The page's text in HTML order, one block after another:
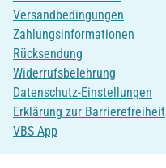
Versandbedingungen
Zahlungsinformationen
Rücksendung
Widerrufsbelehrung
Datenschutz-Einstellungen
Erklärung zur Barrierefreiheit
VBS App